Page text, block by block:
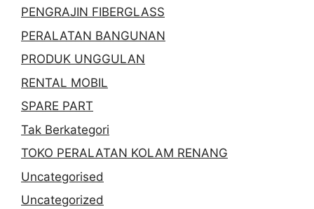
PENGRAJIN FIBERGLASS
PERALATAN BANGUNAN
PRODUK UNGGULAN
RENTAL MOBIL
SPARE PART
Tak Berkategori
TOKO PERALATAN KOLAM RENANG
Uncategorised
Uncategorized